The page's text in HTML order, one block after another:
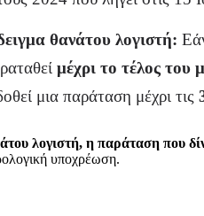
θανάτου λογιστή:
μέχρι το τέλος του
μια παράταση μέχρι τις
λογιστή, η παράταση που
υποχρέωση.